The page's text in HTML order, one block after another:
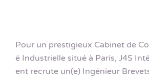
Pour un prestigieux Cabinet de
é Industrielle situé à Paris, J4S
ent recrute un(e) Ingénieur